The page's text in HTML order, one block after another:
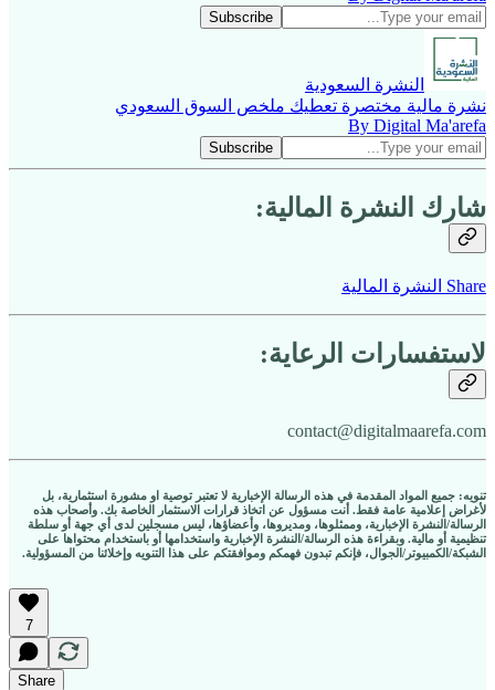
النشرة السعودية
نشرة مالية مختصرة تعطيك ملخص السوق السعودي
By Digital Ma'arefa
شارك النشرة المالية:
Share النشرة المالية
لاستفسارات الرعاية:
contact@digitalmaarefa.com
تنويه: جميع المواد المقدمة في هذه الرسالة الإخبارية لا تعتبر توصية او مشورة استثمارية، بل
لأغراض إعلامية عامة فقط. أنت مسؤول عن اتخاذ قرارات الاستثمار الخاصة بك. وأصحاب هذه
الرسالة/النشرة الإخبارية، وممثلوها، ومديروها، وأعضاؤها، ليس مسجلين لدى أي جهة أو سلطة
تنظيمية أو مالية. وبقراءة هذه الرسالة/النشرة الإخبارية واستخدامها أو باستخدام محتواها على
الشبكة/الكمبيوتر/الجوال، فإنكم تبدون فهمكم وموافقتكم على هذا التنويه وإخلائنا من المسؤولية.
7
Share